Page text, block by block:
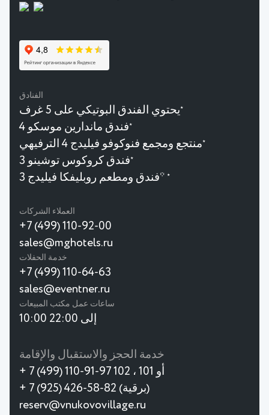
الفنادق
يحتوي الفندق البوتيكي على 5 غرف★
فندق ماندارين موسكو 4★
منتجع ومجمع فنوكوفو فيليدج 4 الترفيهي★
فندق كروكوس توشينو 3★
فندق ومطعم روبليفكا فيليدج 3* ★
العملاء الشركات
+7 (499) 110-92-00
sales@mghotels.ru
خدمة الحفلات
+7 (499) 110-64-63
sales@eventner.ru
ساعات عمل مكتب المبيعات
10:00 إلى 22:00
خدمة الحجز والاستقبال والإقامة
+ 7 (499) 110-91-97 أو 101 ، 102
+ 7 (925) 426-58-82 (برقية)
reserv@vnukovovillage.ru